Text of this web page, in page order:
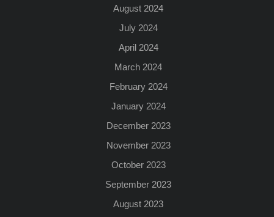
August 2024
July 2024
April 2024
March 2024
February 2024
January 2024
December 2023
November 2023
October 2023
September 2023
August 2023